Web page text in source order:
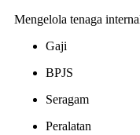
Mengelola tenaga
Gaji
BPJS
Seragam
Peralatan